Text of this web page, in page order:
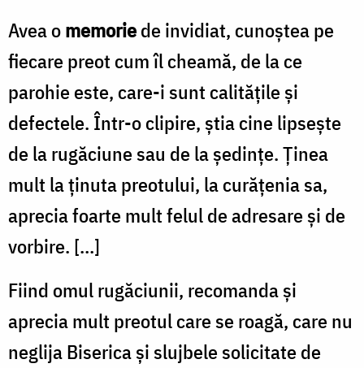
Avea omemoriede invidiat, cunoştea pe
fiecare preot cum îl cheamă, de la ce
parohie este, care-i sunt calităţile şi
defectele. Într-o clipire, ştia cine lipseşte
de la rugăciune sau de la şedinţe. Ţinea
mult la ţinuta preotului, la curăţenia sa,
aprecia foarte mult felul de adresare şi de
vorbire. […]
Fiind omul rugăciunii, recomanda şi
aprecia mult preotul care se roagă, care nu
neglija Biserica şi slujbele solicitate de